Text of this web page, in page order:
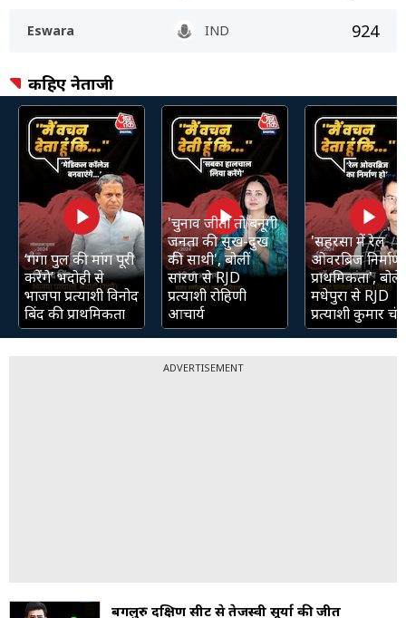
Eswara IND 924
कहिए नेताजी
‘गंगा पुल की मांग पूरी
करेंगे’ भदोही से
भाजपा प्रत्याशी विनोद
बिंद की प्राथमिकता
'चुनाव जीती तो बनूंगी
जनता की सुख-दुख
की साथी', बोलीं
सारण से RJD
प्रत्याशी रोहिणी
आचार्य
'सहरसा में रेल
ओवरब्रिज निर्माण
प्राथमिकता', बोले
मधेपुरा से RJD
प्रत्याशी कुमार
ADVERTISEMENT
बेंगलुरु दक्षिण सीट से तेजस्वी सूर्या की जीत